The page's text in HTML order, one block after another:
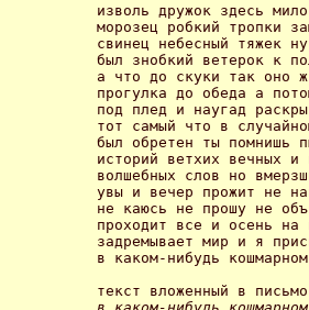
изволь дружок здесь
морозец робкий тропки
свинец небесный тяжек
был знобкий ветерок к
а что до скуки так оно ж
прогулка до обеда а
под плед и наугад
тот самый что в
был обретен ты помнишь
историй ветхих вечных и
волшебных слов но
увы и вечер прожит не
не каюсь не прошу не
проходит все и осень на
задремывает мир и я
в каком-нибудь